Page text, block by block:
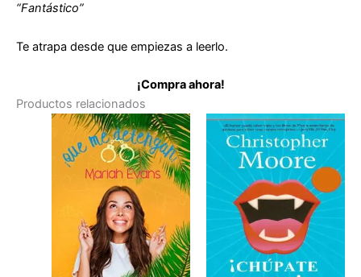
“Fantástico”
Te atrapa desde que empiezas a leerlo.
¡Compra ahora!
Productos relacionados